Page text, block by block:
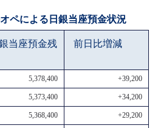
ペによる日銀当座預金状況
当座預金残
前日比増減
5,378,400 +39,200
5,373,400 +34,200
5,368,400 +29,200